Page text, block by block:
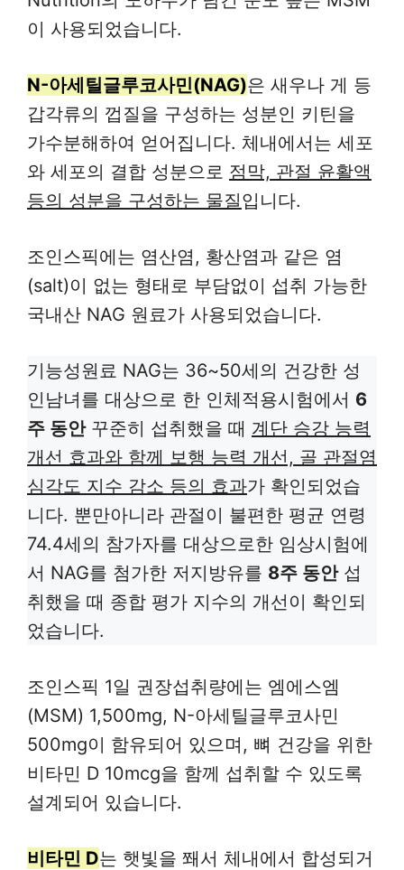
이 사용되었습니다.
N-아세틸글루코사민(NAG)은 새우나 게 등
갑각류의 껍질을 구성하는 성분인 키틴을
가수분해하여 얻어집니다. 체내에서는 세포
와 세포의 결합 성분으로 점막, 관절 윤활액
등의 성분을 구성하는 물질입니다.
조인스픽에는 염산염, 황산염과 같은 염
(salt)이 없는 형태로 부담없이 섭취 가능한
국내산 NAG 원료가 사용되었습니다.
기능성원료 NAG는 36~50세의 건강한 성
인남녀를 대상으로 한 인체적용시험에서 6
주 동안꾸준히 섭취했을 때 계단 승강 능력
개선 효과와 함께 보행 능력 개선, 골 관절염
심각도 지수 감소 등의 효과가 확인되었습
니다. 뿐만아니라 관절이 불편한 평균 연령
74.4세의 참가자를 대상으로한 임상시험에
서 NAG를 첨가한 저지방유를 8주 동안섭
취했을 때 종합 평가 지수의 개선이 확인되
었습니다.
조인스픽 1일 권장섭취량에는 엠에스엠
(MSM) 1,500mg, N-아세틸글루코사민
500mg이 함유되어 있으며, 뼈 건강을 위한
비타민 D 10mcg을 함께 섭취할 수 있도록
설계되어 있습니다.
비타민 D는 햇빛을 쫴서 체내에서 합성되거